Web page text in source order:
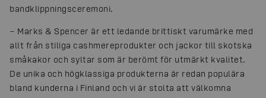
bandklippningsceremoni.
− Marks & Spencer är ett ledande brittiskt varumärke med
allt från stiliga cashmereprodukter och jackor till skotska
småkakor och syltar som är berömt för utmärkt kvalitet.
De unika och högklassiga produkterna är redan populära
bland kunderna i Finland och vi är stolta att välkomna